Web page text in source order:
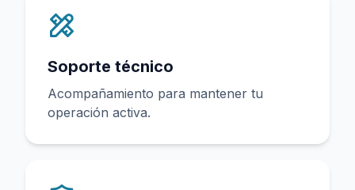
Soporte técnico
Acompañamiento para mantener tu
operación activa.